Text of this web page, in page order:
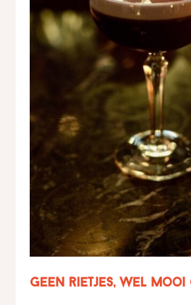
Geen rietjes, wel